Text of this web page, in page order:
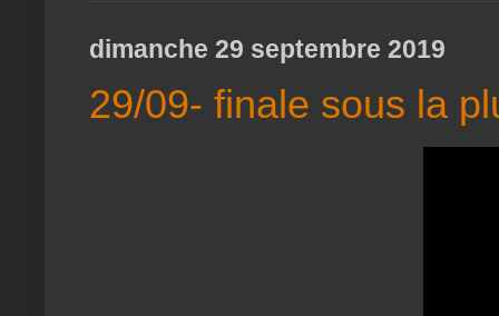
dimanche 29 septembre 2019
29/09- finale sous la